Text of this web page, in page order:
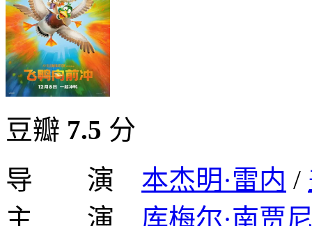
豆瓣 7.5 分
导 演 本杰明·雷内 /
主 演 库梅尔·南贾